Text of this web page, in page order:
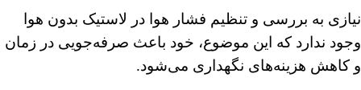
نیازی به بررسی و تنظیم فشار هوا در لاستیک بدون هوا
وجود ندارد که این موضوع، خود باعث صرفه‌جویی در زمان
و کاهش هزینه‌های نگهداری می‌شود.